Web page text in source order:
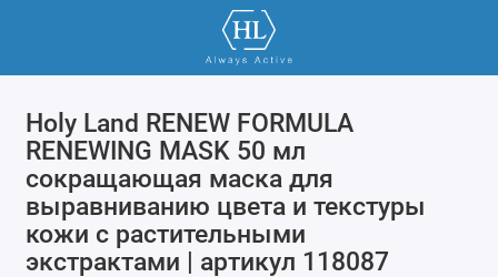
Holy Land RENEW FORMULA
RENEWING MASK 50 мл
сокращающая маска для
выравниванию цвета и текстуры
кожи с растительными
экстрактами | артикул 118087